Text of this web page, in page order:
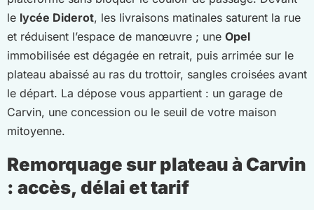
le lycée Diderot, les livraisons matinales saturent la rue
et réduisent l’espace de manœuvre ; une Opel
immobilisée est dégagée en retrait, puis arrimée sur le
plateau abaissé au ras du trottoir, sangles croisées avant
le départ. La dépose vous appartient : un garage de
Carvin, une concession ou le seuil de votre maison
mitoyenne.
Remorquage sur plateau à Carvin
: accès, délai et tarif